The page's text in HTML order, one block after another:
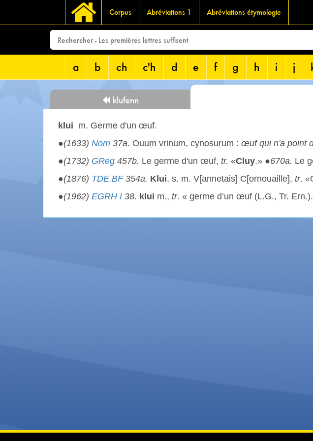
Corpus Abréviations 1 Abréviations étymologie
a b ch c'h d e f g h i j
klufenn
klui m. Germe d'un œuf.
●(1633) Nom 37a. Ouum vrinum, cynosurum : œuf qui n'a point
●(1732) GReg 457b. Le germe d'un œuf, tr. «Cluy.» ●670a. Le
●(1876) TDE.BF354a. Klui, s. m. V[annetais] C[ornouaille], tr.
●(1962) EGRH I 38. klui m., tr. « germe d’un œuf (L.G., Tr.